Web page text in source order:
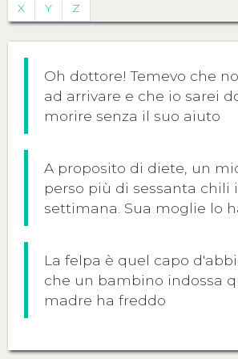
X
Y Z
Oh dottore! Temevo che
ad arrivare e che io sarei
morire senza il suo aiuto
A proposito di diete, un
perso più di sessanta chili
settimana. Sua moglie lo
La felpa è quel capo
che un bambino indossa
madre ha freddo